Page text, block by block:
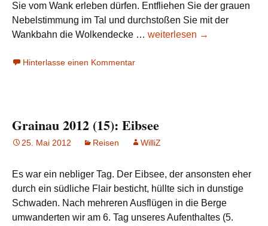
Sie vom Wank erleben dürfen. Entfliehen Sie der grauen
Nebelstimmung im Tal und durchstoßen Sie mit der
Wankbahn die Wolkendecke … Grainau
weiterlesen →
Hinterlasse einen Kommentar
Grainau 2012 (15): Eibsee
25. Mai 2012 Reisen WilliZ
Es war ein nebliger Tag. Der Eibsee, der ansonsten eher
durch ein südliche Flair besticht, hüllte sich in dunstige
Schwaden. Nach mehreren Ausflügen in die Berge
umwanderten wir am 6. Tag unseres Aufenthaltes (5.